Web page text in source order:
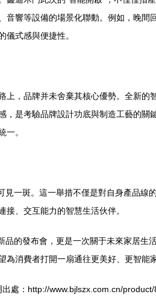
響等設備的場景化聯動。例如，晚
式感與便捷性。
，品牌并未舍棄其核心優勢。全新
是考驗品牌設計功底與制造工藝的
一。
一斑。這一舉措不僅是對自身產品
、交互能力的智慧生活伙伴。
的發布會，更是一次關于未來家居
消費者打開一扇通往更美好、更智能
處：http://www.bjlszx.com.cn/